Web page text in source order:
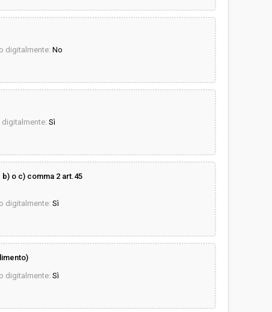
digitalmente: No
Sì
b) o c) comma 2 art.45
digitalmente: Sì
digitalmente: Sì